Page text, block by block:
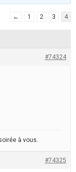
← 1 2 3 4
#74324
à vous.
#74325